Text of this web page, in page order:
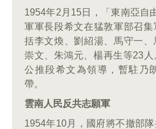
1954年2月15日，「東南亞自
軍軍長段希文在猛敦軍部召
括李文煥、劉紹湯、馬守一
崇文、朱鴻元、楊再生等23
公推段希文為領導，暫駐乃
帶。
雲南人民反共志願軍
1954年10月，國府將不撤部